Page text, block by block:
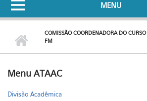
MENU
COMISSÃO COORDENADORA DO
FM
Menu ATAAC
Divisão Acadêmica